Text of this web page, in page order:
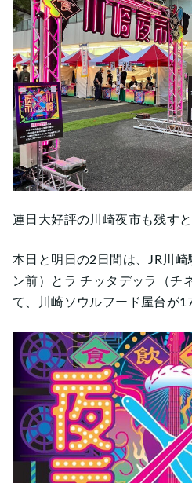
連日大好評の川崎夜市も残す
本日と明日の2日間は、JR川
ン前）とラ チッタデッラ（チ
て、川崎ソウルフード屋台が